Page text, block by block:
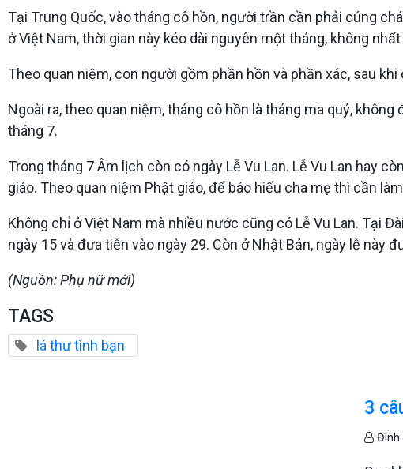
Tại Trung Quốc, vào tháng cô hồn, người trần cần phải cúng
ở Việt Nam, thời gian này kéo dài nguyên một tháng, không
Theo quan niệm, con người gồm phần hồn và phần xác, sau
Ngoài ra, theo quan niệm, tháng cô hồn là tháng ma quỷ,
tháng 7.
Trong tháng 7 Âm lịch còn có ngày Lễ Vu Lan. Lễ Vu Lan hay
giáo. Theo quan niệm Phật giáo, để báo hiếu cha mẹ thì cần
Không chỉ ở Việt Nam mà nhiều nước cũng có Lễ Vu Lan. Tại
ngày 15 và đưa tiễn vào ngày 29. Còn ở Nhật Bản, ngày lễ này
(Nguồn: Phụ nữ mới)
TAGS
lá thư tình bạn
3
Đình